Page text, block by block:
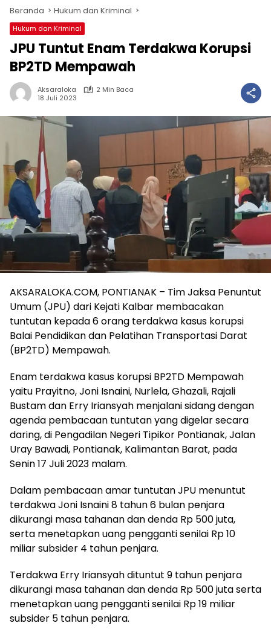
Beranda Hukum dan Kriminal
Hukum dan Kriminal
JPU Tuntut Enam Terdakwa Korupsi
BP2TD Mempawah
Aksaraloka
2 Min Baca
18 Juli 2023
AKSARALOKA.COM, PONTIANAK – Tim Jaksa Penuntut
Umum (JPU) dari Kejati Kalbar membacakan
tuntutan kepada 6 orang terdakwa kasus korupsi
Balai Pendidikan dan Pelatihan Transportasi Darat
(BP2TD) Mempawah.
Enam terdakwa kasus korupsi BP2TD Mempawah
yaitu Prayitno, Joni Isnaini, Nurlela, Ghazali, Rajali
Bustam dan Erry Iriansyah menjalani sidang dengan
agenda pembacaan tuntutan yang digelar secara
daring, di Pengadilan Negeri Tipikor Pontianak, Jalan
Uray Bawadi, Pontianak, Kalimantan Barat, pada
Senin 17 Juli 2023 malam.
Dalam pembacaan amar tuntutan JPU menuntut
terdakwa Joni Isnaini 8 tahun 6 bulan penjara
dikurangi masa tahanan dan denda Rp 500 juta,
serta menetapkan uang pengganti senilai Rp 10
miliar subsider 4 tahun penjara.
Terdakwa Erry Iriansyah dituntut 9 tahun penjara
dikurangi masa tahanan dan denda Rp 500 juta serta
menetapkan uang pengganti senilai Rp 19 miliar
subsider 5 tahun penjara.